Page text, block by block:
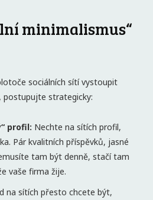
minimalismus“
sociálních sítí vystoupit
postupujte strategicky:
profil: Nechte na sítích profil,
Pár kvalitních příspěvků, jasné
tam být denně, stačí tam
vaše firma žije.
na sítích přesto chcete být,